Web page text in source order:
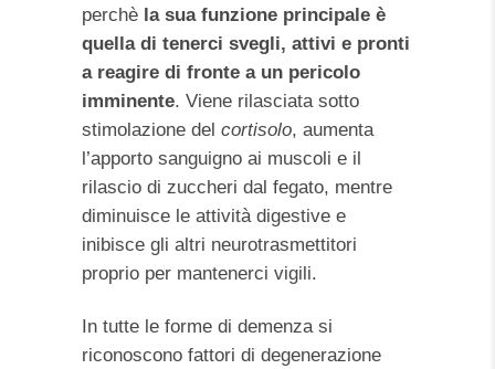
perchè la sua funzione principale è
quella di tenerci svegli, attivi e pronti
a reagire di fronte a un pericolo
imminente. Viene rilasciata sotto
stimolazione del cortisolo, aumenta
l’apporto sanguigno ai muscoli e il
rilascio di zuccheri dal fegato, mentre
diminuisce le attività digestive e
inibisce gli altri neurotrasmettitori
proprio per mantenerci vigili.
In tutte le forme di demenza si
riconoscono fattori di degenerazione